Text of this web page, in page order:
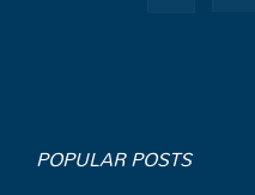
POPULAR POSTS